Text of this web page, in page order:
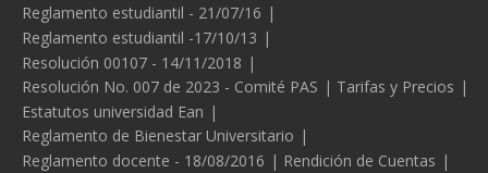
Reglamento estudiantil - 21/07/16
Reglamento estudiantil -17/10/13
Resolución 00107 - 14/11/2018
Resolución No. 007 de 2023 - Comité PAS
Tarifas y Precios
Estatutos universidad Ean
Reglamento de Bienestar Universitario
Reglamento docente - 18/08/2016
Rendición de Cuentas